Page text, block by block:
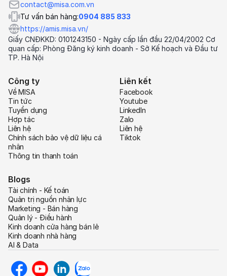
contact@misa.com.vn
Tư vấn bán hàng:0904 885 833
https://amis.misa.vn/
Giấy CNĐKKD: 0101243150 - Ngày cấp lần đầu 22/04/2002 Cơ
quan cấp: Phòng Đăng ký kinh doanh - Sở Kế hoạch và Đầu tư
TP. Hà Nội
Công ty
Về MISA
Tin tức
Tuyển dụng
Hợp tác
Liên hệ
Chính sách bảo vệ dữ liệu cá
nhân
Thông tin thanh toán
Liên kết
Facebook
Youtube
LinkedIn
Zalo
Liên hệ
Tiktok
Blogs
Tài chính - Kế toán
Quản trị nguồn nhân lực
Marketing - Bán hàng
Quản lý - Điều hành
Kinh doanh cửa hàng bán lẻ
Kinh doanh nhà hàng
AI & Data